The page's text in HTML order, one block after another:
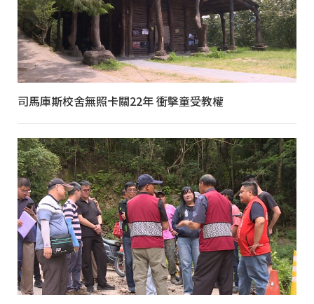
司馬庫斯校舍無照卡關22年 衝擊童受教權